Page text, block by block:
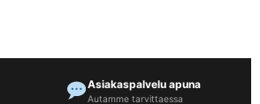
Asiakaspalvelu apuna
Autamme tarvittaessa